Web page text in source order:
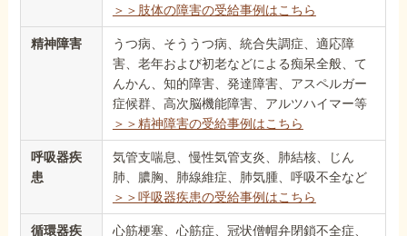
＞＞肢体の障害の受給事例はこちら
精神障害
うつ病、そううつ病、統合失調症、適応障
害、老年および初老などによる痴呆全般、て
んかん、知的障害、発達障害、アスペルガー
症候群、高次脳機能障害、アルツハイマー等
＞＞精神障害の受給事例はこちら
呼吸器疾
患
気管支喘息、慢性気管支炎、肺結核、じん
肺、膿胸、肺線維症、肺気腫、呼吸不全など
＞＞呼吸器疾患の受給事例はこちら
循環器疾
心筋梗塞、心筋症、冠状僧帽弁閉鎖不全症、